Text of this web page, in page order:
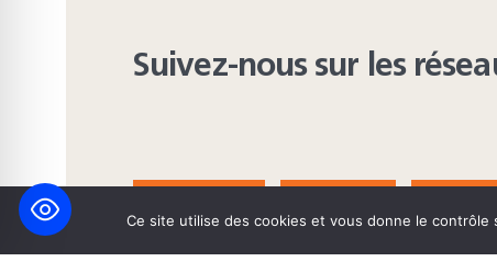
Suivez-nous sur les
Ce site utilise des cookies et vous donne le contrôle